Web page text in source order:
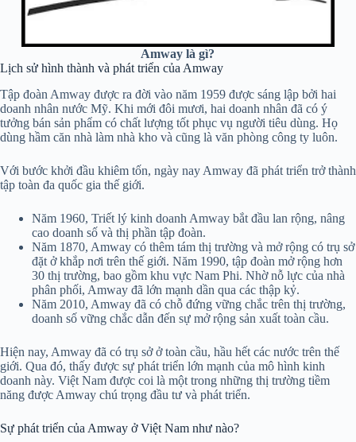
Amway là gì?
Lịch sử hình thành và phát triển của Amway
Tập đoàn Amway được ra đời vào năm 1959 được sáng lập bởi hai
doanh nhân nước Mỹ. Khi mới đôi mươi, hai doanh nhân đã có ý
tưởng bán sản phẩm có chất lượng tốt phục vụ người tiêu dùng. Họ
dùng hầm căn nhà làm nhà kho và cũng là văn phòng công ty luôn.
Với bước khởi đầu khiêm tốn, ngày nay Amway đã phát triển trở thành
tập toàn đa quốc gia thế giới.
Năm 1960, Triết lý kinh doanh Amway bắt đầu lan rộng, nâng
cao doanh số và thị phần tập đoàn.
Năm 1870, Amway có thêm tám thị trường và mở rộng có trụ sở
đặt ở khắp nơi trên thế giới. Năm 1990, tập đoàn mở rộng hơn
30 thị trường, bao gồm khu vực Nam Phi. Nhờ nỗ lực của nhà
phân phối, Amway đã lớn mạnh dần qua các thập kỷ.
Năm 2010, Amway đã có chỗ đứng vững chắc trên thị trường,
doanh số vững chắc dẫn đến sự mở rộng sản xuất toàn cầu.
Hiện nay, Amway đã có trụ sở ở toàn cầu, hầu hết các nước trên thế
giới. Qua đó, thấy được sự phát triển lớn mạnh của mô hình kinh
doanh này. Việt Nam được coi là một trong những thị trường tiềm
năng được Amway chú trọng đầu tư và phát triển.
Sự phát triển của Amway ở Việt Nam như nào?